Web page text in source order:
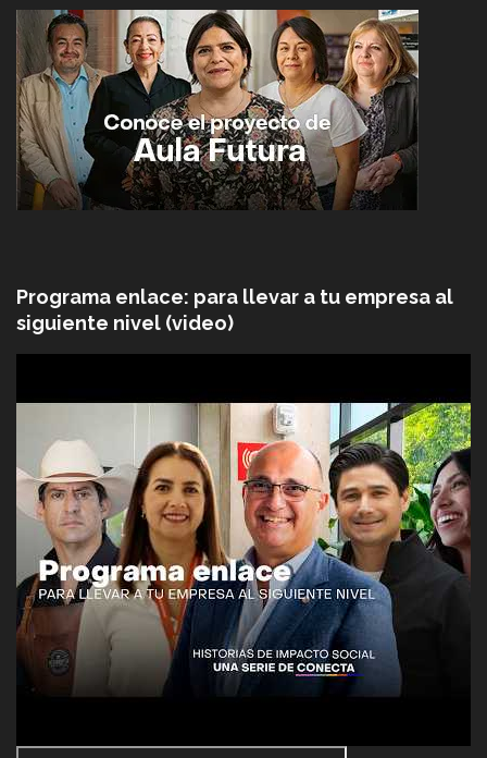
Programa enlace: para llevar a tu empresa al
siguiente nivel (video)